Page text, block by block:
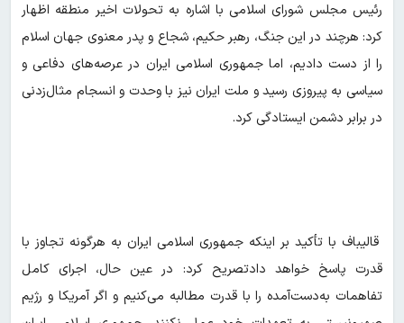
رئیس مجلس شورای اسلامی با اشاره به تحولات اخیر منطقه اظهار
کرد: هرچند در این جنگ، رهبر حکیم، شجاع و پدر معنوی جهان اسلام
را از دست دادیم، اما جمهوری اسلامی ایران در عرصه‌های دفاعی و
سیاسی به پیروزی رسید و ملت ایران نیز با وحدت و انسجام مثال‌زدنی
در برابر دشمن ایستادگی کرد.
قالیباف با تأکید بر اینکه جمهوری اسلامی ایران به هرگونه تجاوز با
قدرت پاسخ خواهد دادتصریح کرد: در عین حال، اجرای کامل
تفاهمات به‌دست‌آمده را با قدرت مطالبه می‌کنیم و اگر آمریکا و رژیم